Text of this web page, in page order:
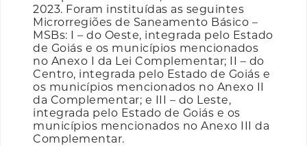
2023. Foram instituídas as seguintes
Microrregiões de Saneamento Básico –
MSBs: I – do Oeste, integrada pelo Estado
de Goiás e os municípios mencionados
no Anexo I da Lei Complementar; II – do
Centro, integrada pelo Estado de Goiás e
os municípios mencionados no Anexo II
da Complementar; e III – do Leste,
integrada pelo Estado de Goiás e os
municípios mencionados no Anexo III da
Complementar.